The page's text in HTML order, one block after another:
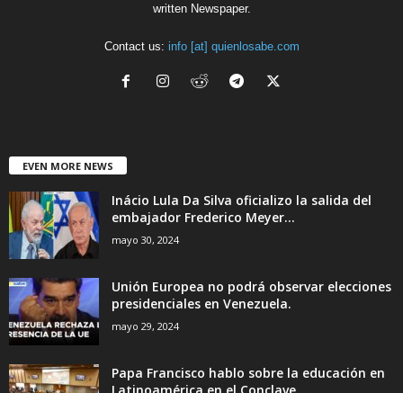
written Newspaper.
Contact us: info [at] quienlosabe.com
EVEN MORE NEWS
Inácio Lula Da Silva oficializo la salida del
embajador Frederico Meyer...
mayo 30, 2024
Unión Europea no podrá observar elecciones
presidenciales en Venezuela.
mayo 29, 2024
Papa Francisco hablo sobre la educación en
Latinoamérica en el Conclave....